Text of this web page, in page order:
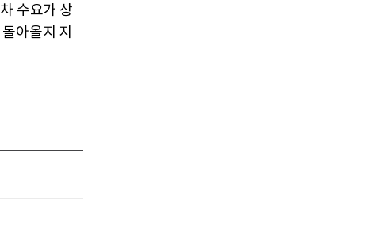
수요가 상
아올지 지